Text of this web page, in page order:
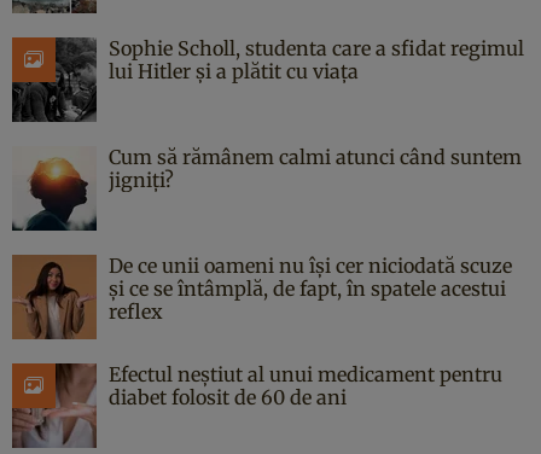
Sophie Scholl, studenta care a sfidat regimul
lui Hitler și a plătit cu viața
Cum să rămânem calmi atunci când suntem
jigniți?
De ce unii oameni nu își cer niciodată scuze
și ce se întâmplă, de fapt, în spatele acestui
reflex
Efectul neștiut al unui medicament pentru
diabet folosit de 60 de ani